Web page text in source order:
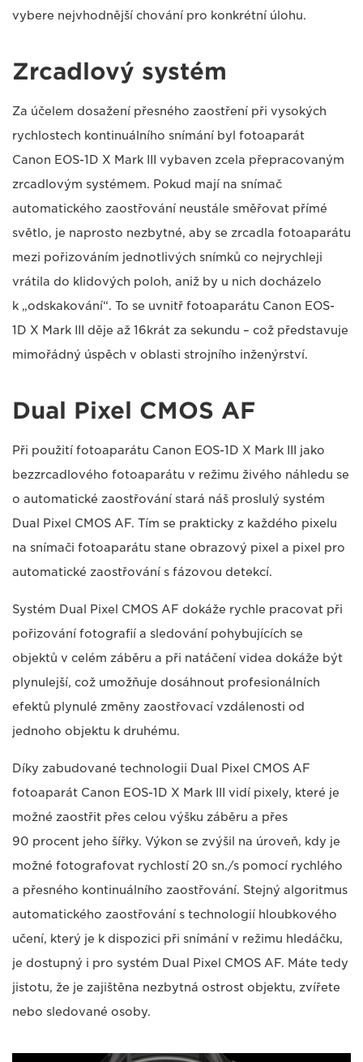
vybere nejvhodnější chování pro konkrétní úlohu.
Zrcadlový systém
Za účelem dosažení přesného zaostření při vysokých
rychlostech kontinuálního snímání byl fotoaparát
Canon EOS-1D X Mark III vybaven zcela přepracovaným
zrcadlovým systémem. Pokud mají na snímač
automatického zaostřování neustále směřovat přímé
světlo, je naprosto nezbytné, aby se zrcadla fotoaparátu
mezi pořizováním jednotlivých snímků co nejrychleji
vrátila do klidových poloh, aniž by u nich docházelo
k „odskakování“. To se uvnitř fotoaparátu Canon EOS-
1D X Mark III děje až 16krát za sekundu – což představuje
mimořádný úspěch v oblasti strojního inženýrství.
Dual Pixel CMOS AF
Při použití fotoaparátu Canon EOS-1D X Mark III jako
bezzrcadlového fotoaparátu v režimu živého náhledu se
o automatické zaostřování stará náš proslulý systém
Dual Pixel CMOS AF. Tím se prakticky z každého pixelu
na snímači fotoaparátu stane obrazový pixel a pixel pro
automatické zaostřování s fázovou detekcí.
Systém Dual Pixel CMOS AF dokáže rychle pracovat při
pořizování fotografií a sledování pohybujících se
objektů v celém záběru a při natáčení videa dokáže být
plynulejší, což umožňuje dosáhnout profesionálních
efektů plynulé změny zaostřovací vzdálenosti od
jednoho objektu k druhému.
Díky zabudované technologii Dual Pixel CMOS AF
fotoaparát Canon EOS-1D X Mark III vidí pixely, které je
možné zaostřit přes celou výšku záběru a přes
90 procent jeho šířky. Výkon se zvýšil na úroveň, kdy je
možné fotografovat rychlostí 20 sn./s pomocí rychlého
a přesného kontinuálního zaostřování. Stejný algoritmus
automatického zaostřování s technologií hloubkového
učení, který je k dispozici při snímání v režimu hledáčku,
je dostupný i pro systém Dual Pixel CMOS AF. Máte tedy
jistotu, že je zajištěna nezbytná ostrost objektu, zvířete
nebo sledované osoby.